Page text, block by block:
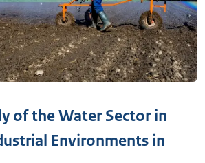
of the Water Sector in
Environments in